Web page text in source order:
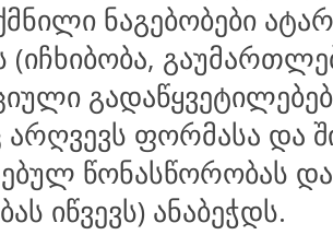
ნაგებობები
(იჩხიბობა,
ფორმასა და
წონასწორობას
იწვევს) ანაბეჭდს.